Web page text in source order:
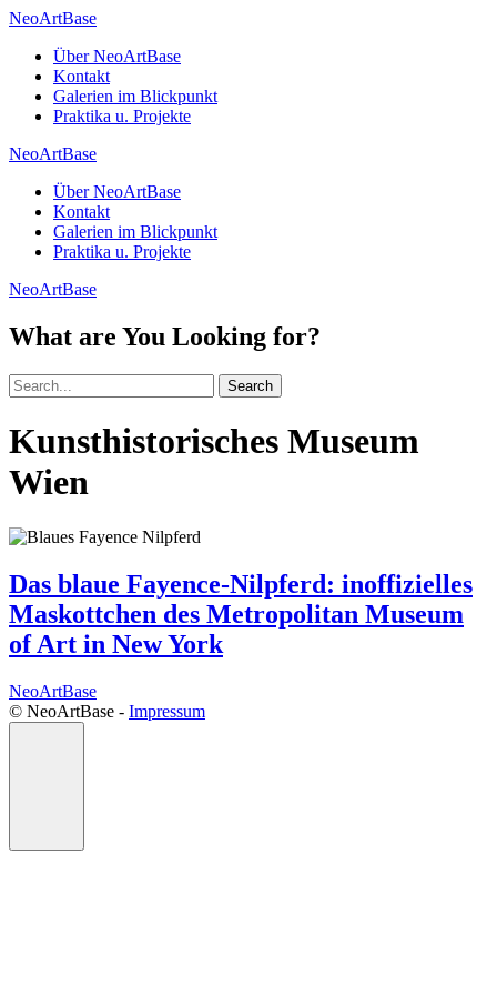
NeoArtBase
Über NeoArtBase
Kontakt
Galerien im Blickpunkt
Praktika u. Projekte
NeoArtBase
Über NeoArtBase
Kontakt
Galerien im Blickpunkt
Praktika u. Projekte
NeoArtBase
What are You Looking for?
Search
Kunsthistorisches Museum
Wien
Das blaue Fayence-Nilpferd: inoffizielles
Maskottchen des Metropolitan Museum
of Art in New York
NeoArtBase
©️ NeoArtBase - Impressum